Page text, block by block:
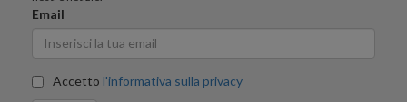
Email
Accetto l'informativa sulla privacy